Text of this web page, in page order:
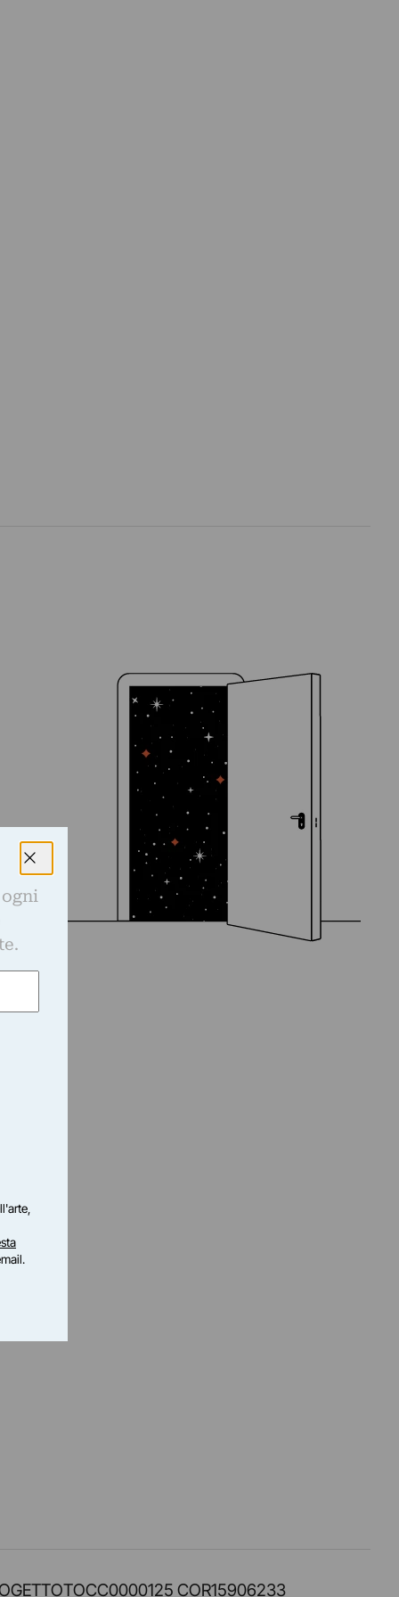
COR15906233